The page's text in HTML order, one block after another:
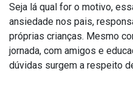
Seja lá qual for o motivo,
ansiedade nos pais,
próprias crianças. Mesmo
jornada, com amigos e
dúvidas surgem a respeito